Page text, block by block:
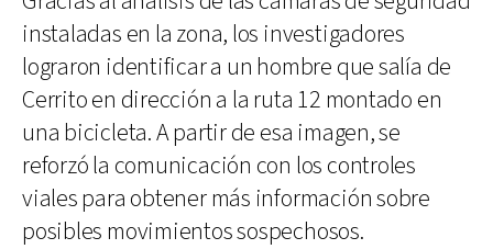
instaladas en la zona, los investigadores
lograron identificar a un hombre que salía de
Cerrito en dirección a la ruta 12 montado en
una bicicleta. A partir de esa imagen, se
reforzó la comunicación con los controles
viales para obtener más información sobre
posibles movimientos sospechosos.